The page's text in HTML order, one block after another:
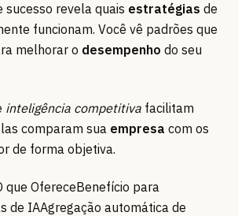
sucesso revela quais estratégias de
funcionam. Você vê padrões que
melhorar o desempenho do seu
inteligência competitiva facilitam
comparam sua empresa com os
de forma objetiva.
que OfereceBenefício para
de IAAgregação automática de